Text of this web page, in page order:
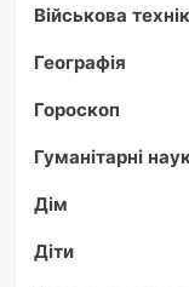
Військова
Географія
Гороскоп
Гуманітарні
Дім
Діти